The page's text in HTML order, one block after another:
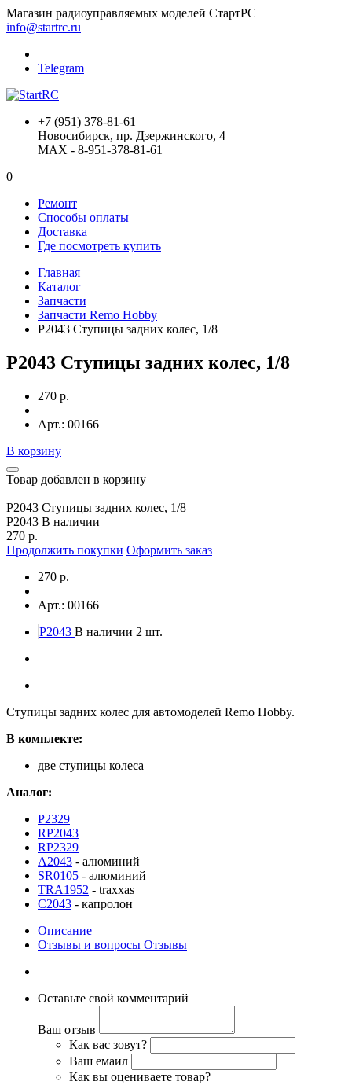
Магазин радиоуправляемых моделей СтартРС
info@startrc.ru
Telegram
+7 (951) 378-81-61
Новосибирск, пр. Дзержинского, 4
MAX - 8-951-378-81-61
0
Ремонт
Способы оплаты
Доставка
Где посмотреть купить
Главная
Каталог
Запчасти
Запчасти Remo Hobby
P2043 Ступицы задних колес, 1/8
P2043 Ступицы задних колес, 1/8
270 р.
Арт.: 00166
В корзину
Товар добавлен в корзину
P2043 Ступицы задних колес, 1/8
P2043 В наличии
270 р.
Продолжить покупки Оформить заказ
270 р.
Арт.: 00166
P2043 В наличии 2 шт.
Ступицы задних колес для автомоделей Remo Hobby.
В комплекте:
две ступицы колеса
Аналог:
P2329
RP2043
RP2329
A2043 - алюминий
SR0105 - алюминий
TRA1952 - traxxas
C2043 - капролон
Описание
Отзывы и вопросы Отзывы
Оставьте свой комментарий
Ваш отзыв
Как вас зовут?
Ваш емаил
Как вы оцениваете товар?